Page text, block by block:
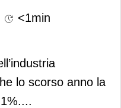
<1min
lo scorso anno la
...